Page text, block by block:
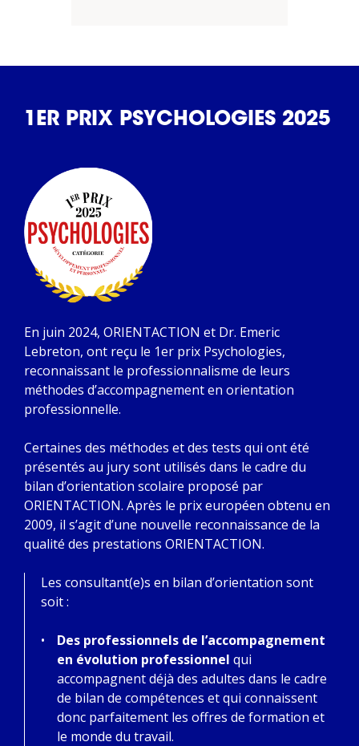
1ER PRIX PSYCHOLOGIES 2025
En juin 2024, ORIENTACTION et Dr. Emeric
Lebreton, ont reçu le 1er prix Psychologies,
reconnaissant le professionnalisme de leurs
méthodes d’accompagnement en orientation
professionnelle.
Certaines des méthodes et des tests qui ont été
présentés au jury sont utilisés dans le cadre du
bilan d’orientation scolaire proposé par
ORIENTACTION. Après le prix européen obtenu en
2009, il s’agit d’une nouvelle reconnaissance de la
qualité des prestations ORIENTACTION.
Les consultant(e)s en bilan d’orientation sont
soit :
Des professionnels de l’accompagnement
en évolution professionnel qui
accompagnent déjà des adultes dans le cadre
de bilan de compétences et qui connaissent
donc parfaitement les offres de formation et
le monde du travail.